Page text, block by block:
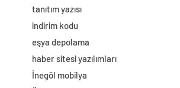
tanıtım yazısı
indirim kodu
eşya depolama
haber sitesi yazılımları
İnegöl mobilya